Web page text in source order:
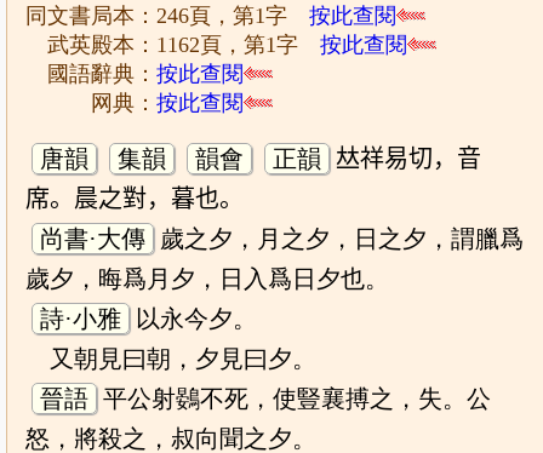
同文書局本：246頁，第1字按此查閱
武英殿本：1162頁，第1字按此查閱
國語辭典：按此查閱
网典：按此查閱
唐韻 集韻 韻會 正韻
𠀤祥易切，音
席。晨之對，暮也。
尚書·大傳
歲之夕，月之夕，日之夕，謂臘爲
歲夕，晦爲月夕，日入爲日夕也。
詩·小雅
以永今夕。
又朝見曰朝，夕見曰夕。
晉語 平公射鷃不死，使豎襄搏之，失。公
怒，將殺之，叔向聞之夕。